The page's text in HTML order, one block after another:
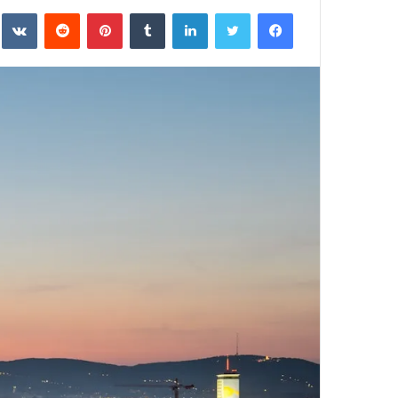
فيسبوك تويتر لينكدإن بينتيريست